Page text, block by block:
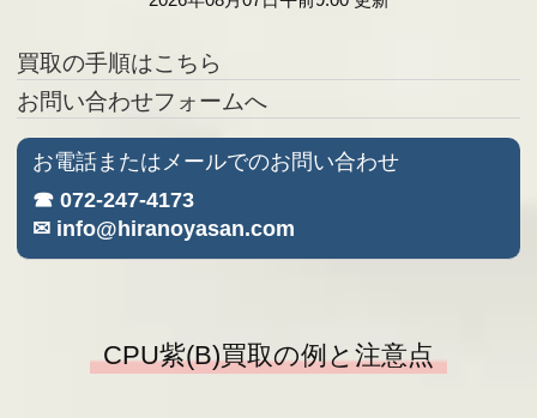
買取の手順はこちら
お問い合わせフォームへ
お電話またはメールでのお問い合わせ
☎ 072-247-4173
✉ info@hiranoyasan.com
CPU紫(B)買取の例と注意点